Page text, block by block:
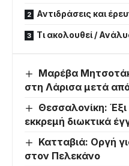
Αντιδράσεις και
Τι ακολουθεί /
Μαρέβα
στη Λάρισα μετά
Θεσσαλονίκη:
εκκρεμή διωκτικά
Κατταβιά: Οργή
στον Πελεκάνο